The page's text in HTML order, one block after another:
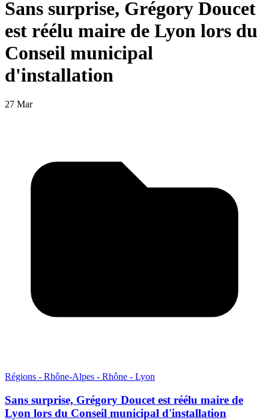
Sans surprise, Grégory Doucet
est réélu maire de Lyon lors du
Conseil municipal
d'installation
27 Mar
Régions - Rhône-Alpes - Rhône - Lyon
Sans surprise, Grégory Doucet est réélu maire de
Lyon lors du Conseil municipal d'installation